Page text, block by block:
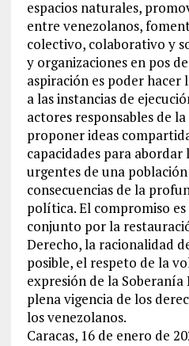
espacios naturales,
entre venezolanos,
colectivo, colaborativo y
y organizaciones en pos
aspiración es poder hacer
a las instancias de
actores responsables de
proponer ideas
capacidades para abordar
urgentes de una
consecuencias de la
política. El compromiso
conjunto por la
Derecho, la racionalidad
posible, el respeto de la
expresión de la
plena vigencia de los
los venezolanos.
Caracas, 16 de enero de